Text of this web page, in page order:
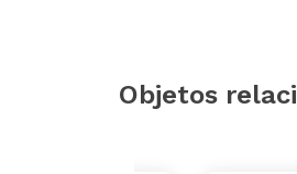
Objetos